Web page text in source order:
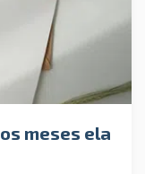
meses ela